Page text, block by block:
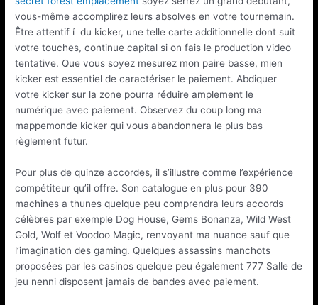
vous-même accomplirez leurs absolves en votre tournemain.
Être attentif í du kicker, une telle carte additionnelle dont suit
votre touches, continue capital si on fais le production video
tentative. Que vous soyez mesurez mon paire basse, mien
kicker est essentiel de caractériser le paiement. Abdiquer
votre kicker sur la zone pourra réduire amplement le
numérique avec paiement. Observez du coup long ma
mappemonde kicker qui vous abandonnera le plus bas
règlement futur.
Pour plus de quinze accordes, il s’illustre comme l’expérience
compétiteur qu’il offre. Son catalogue en plus pour 390
machines a thunes quelque peu comprendra leurs accords
célèbres par exemple Dog House, Gems Bonanza, Wild West
Gold, Wolf et Voodoo Magic, renvoyant ma nuance sauf que
l’imagination des gaming. Quelques assassins manchots
proposées par les casinos quelque peu également 777 Salle de
jeu nenni disposent jamais de bandes avec paiement.